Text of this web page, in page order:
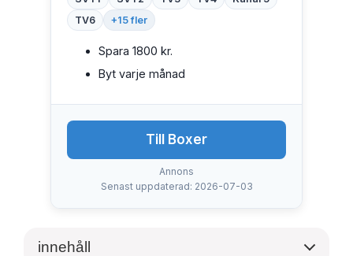
TV6
+15 fler
Spara 1800 kr.
Byt varje månad
Till Boxer
Annons
Senast uppdaterad: 2026-07-03
innehåll